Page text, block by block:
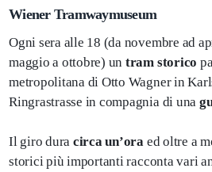
Wiener Tramwaymuseum
Ogni sera alle 18 (da novembre ad
maggio a ottobre) un tram storico
metropolitana di Otto Wagner in
Ringrastrasse in compagnia di una
Il giro dura circa un’ora ed oltre a
storici più importanti racconta vari